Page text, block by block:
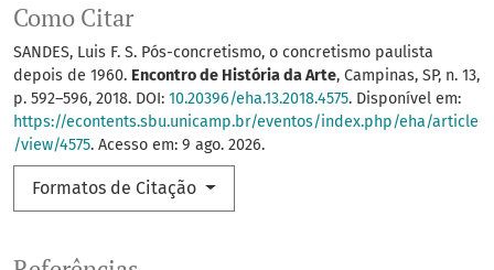
Como Citar
SANDES, Luis F. S. Pós-concretismo, o concretismo paulista
depois de 1960. Encontro de História da Arte, Campinas, SP, n. 13,
p. 592–596, 2018. DOI: 10.20396/eha.13.2018.4575. Disponível em:
https://econtents.sbu.unicamp.br/eventos/index.php/eha/article
/view/4575. Acesso em: 9 ago. 2026.
Formatos de Citação